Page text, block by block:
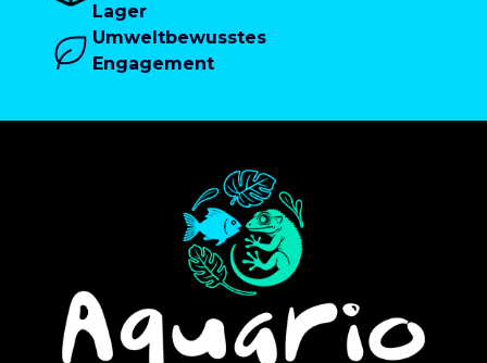
Lager
Umweltbewusstes
Engagement